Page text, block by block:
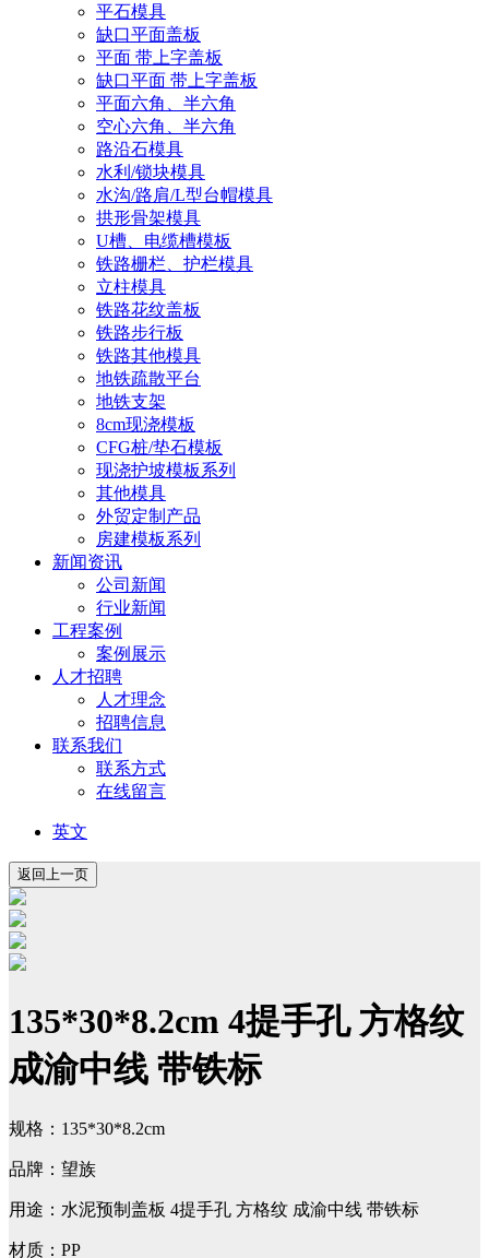
平石模具
缺口平面盖板
平面 带上字盖板
缺口平面 带上字盖板
平面六角、半六角
空心六角、半六角
路沿石模具
水利/锁块模具
水沟/路肩/L型台帽模具
拱形骨架模具
U槽、电缆槽模板
铁路栅栏、护栏模具
立柱模具
铁路花纹盖板
铁路步行板
铁路其他模具
地铁疏散平台
地铁支架
8cm现浇模板
CFG桩/垫石模板
现浇护坡模板系列
其他模具
外贸定制产品
房建模板系列
新闻资讯
公司新闻
行业新闻
工程案例
案例展示
人才招聘
人才理念
招聘信息
联系我们
联系方式
在线留言
英文
135*30*8.2cm 4提手孔 方格纹
成渝中线 带铁标
规格：135*30*8.2cm
品牌：望族
用途：水泥预制盖板 4提手孔 方格纹 成渝中线 带铁标
材质：PP